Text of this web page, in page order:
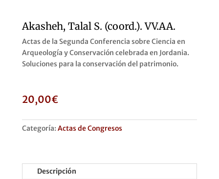
Akasheh, Talal S. (coord.). VV.AA.
Actas de la Segunda Conferencia sobre Ciencia en
Arqueología y Conservación celebrada en Jordania.
Soluciones para la conservación del patrimonio.
20,00€
Categoría:Actas de Congresos
Descripción